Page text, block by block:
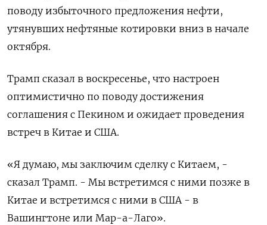
поводу избыточного предложения нефти,
утянувших нефтяные котировки вниз в начале
октября.
Трамп сказал в воскресенье, что настроен
оптимистично по поводу достижения
соглашения с Пекином и ожидает проведения
встреч в Китае и США.
«Я думаю, мы заключим сделку с Китаем, -
сказал Трамп. - Мы встретимся с ними позже в
Китае и встретимся с ними в США - в
Вашингтоне или Мар-а-Лаго».